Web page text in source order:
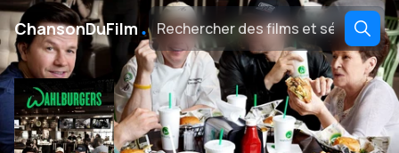
ChansonDuFilm ․